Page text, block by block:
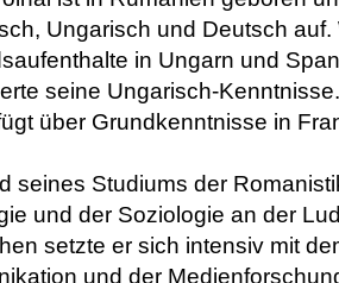
Ungarisch und Deutsch
in Ungarn und
seine Ungarisch-
über Grundkenntnisse in
seines Studiums der
und der Soziologie an der
setzte er sich intensiv mit
und der